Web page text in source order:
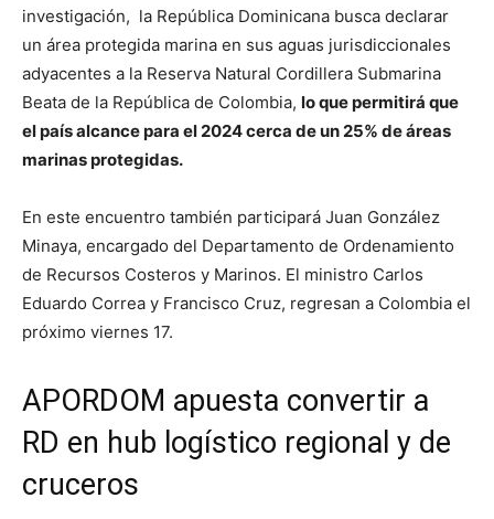
investigación, la República Dominicana busca declarar
un área protegida marina en sus aguas jurisdiccionales
adyacentes a la Reserva Natural Cordillera Submarina
Beata de la República de Colombia, lo que permitirá que
el país alcance para el 2024 cerca de un 25% de áreas
marinas protegidas.
En este encuentro también participará Juan González
Minaya, encargado del Departamento de Ordenamiento
de Recursos Costeros y Marinos. El ministro Carlos
Eduardo Correa y Francisco Cruz, regresan a Colombia el
próximo viernes 17.
APORDOM apuesta convertir a
RD en hub logístico regional y de
cruceros